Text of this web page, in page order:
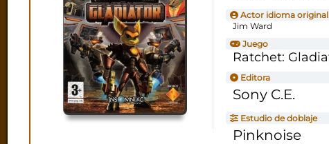
Actor idioma original
Jim Ward
Juego
Ratchet:
Editora
Sony C.E.
Estudio de doblaje
Pinknoise